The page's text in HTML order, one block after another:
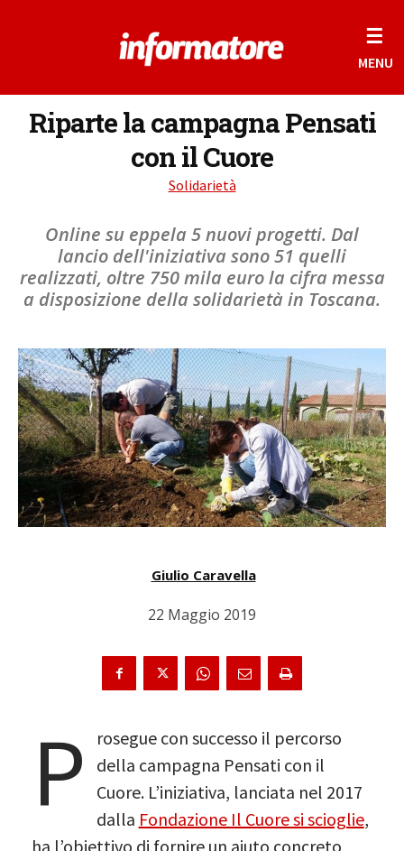
☰
MENU
Riparte la campagna Pensati
con il Cuore
Solidarietà
Online su eppela 5 nuovi progetti. Dal
lancio dell'iniziativa sono 51 quelli
realizzati, oltre 750 mila euro la cifra messa
a disposizione della solidarietà in Toscana.
Giulio Caravella
22 Maggio 2019
P
rosegue con successo il percorso
della campagna Pensati con il
Cuore. L’iniziativa, lanciata nel 2017
dalla Fondazione Il Cuore si scioglie,
ha l’obiettivo di fornire un aiuto concreto